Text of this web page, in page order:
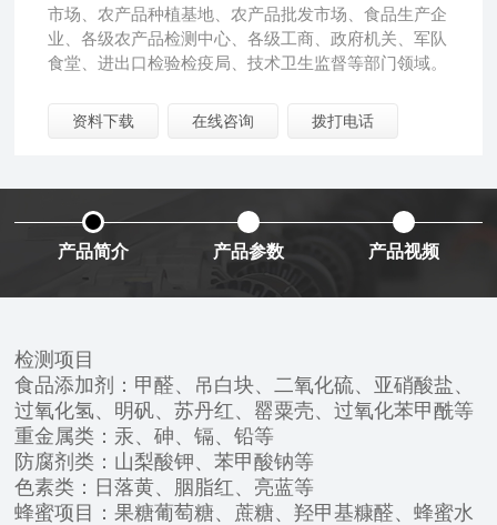
市场、农产品种植基地、农产品批发市场、食品生产企
业、各级农产品检测中心、各级工商、政府机关、军队
食堂、进出口检验检疫局、技术卫生监督等部门领域。
资料下载 在线咨询 拨打电话
产品简介 产品参数 产品视频
检测项目
食品添加剂：甲醛、吊白块、二氧化硫、亚硝酸盐、
过氧化氢、明矾、苏丹红、罂粟壳、过氧化苯甲酰等
重金属类：汞、砷、镉、铅等
防腐剂类：山梨酸钾、苯甲酸钠等
色素类：日落黄、胭脂红、亮蓝等
蜂蜜项目：果糖葡萄糖、蔗糖、羟甲基糠醛、蜂蜜水